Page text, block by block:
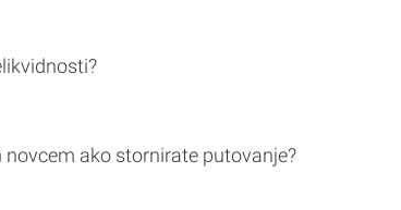
ako stornirate putovanje?